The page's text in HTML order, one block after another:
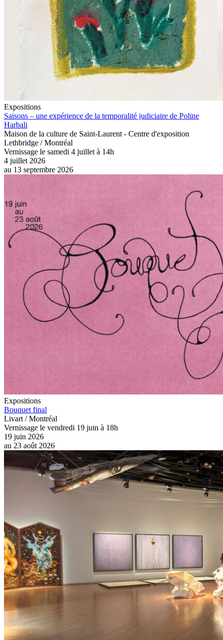
Expositions
Saisons – une expérience de la temporalité judiciaire de Poline
Harbali
Maison de la culture de Saint-Laurent - Centre d'exposition
Lethbridge / Montréal
Vernissage le samedi 4 juillet à 14h
4 juillet 2026
au 13 septembre 2026
Expositions
Bouquet final
Livart / Montréal
Vernissage le vendredi 19 juin à 18h
19 juin 2026
au 23 août 2026